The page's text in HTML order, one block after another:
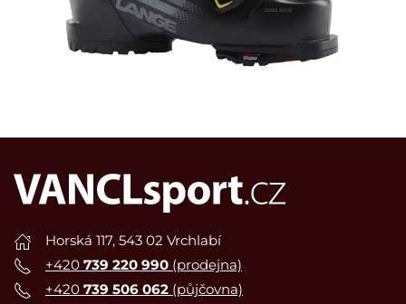
Horská 117, 543 02 Vrchlabí
+420 739 220 990 (prodejna)
+420 739 506 062 (půjčovna)